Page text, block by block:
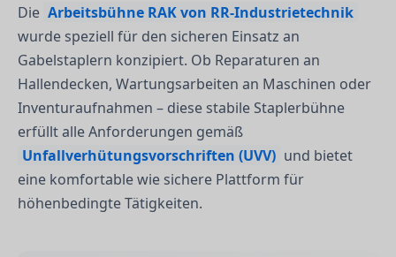
Die Arbeitsbühne RAK von RR-Industrietechnik
wurde speziell für den sicheren Einsatz an
Gabelstaplern konzipiert. Ob Reparaturen an
Hallendecken, Wartungsarbeiten an Maschinen oder
Inventuraufnahmen – diese stabile Staplerbühne
erfüllt alle Anforderungen gemäß
Unfallverhütungsvorschriften (UVV) und bietet
eine komfortable wie sichere Plattform für
höhenbedingte Tätigkeiten.